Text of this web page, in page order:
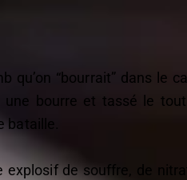
qu’on “bourrait” dans le
bourre et tassé le
bataille.
explosif de souffre, de